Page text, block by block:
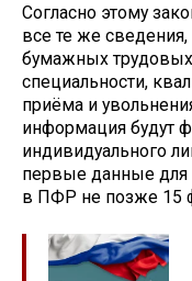
Согласно этому
все те же
бумажных
специальности,
приёма и
информация будут
индивидуального
первые данные для
в ПФР не позже 15